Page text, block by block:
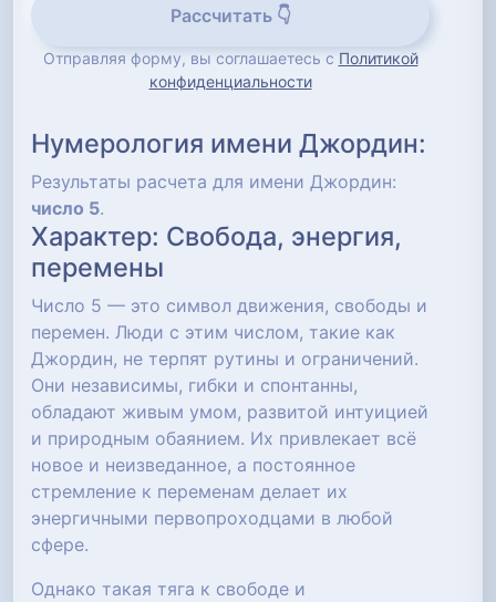
Рассчитать 👇
Отправляя форму, вы соглашаетесь с Политикой
конфиденциальности
Нумерология имени Джордин:
Результаты расчета для имени Джордин:
число 5.
Характер: Свобода, энергия,
перемены
Число 5 — это символ движения, свободы и
перемен. Люди с этим числом, такие как
Джордин, не терпят рутины и ограничений.
Они независимы, гибки и спонтанны,
обладают живым умом, развитой интуицией
и природным обаянием. Их привлекает всё
новое и неизведанное, а постоянное
стремление к переменам делает их
энергичными первопроходцами в любой
сфере.
Однако такая тяга к свободе и